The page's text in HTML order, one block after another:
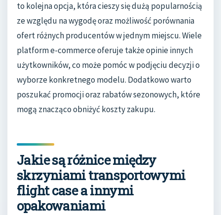
to kolejna opcja, która cieszy się dużą popularnością
ze względu na wygodę oraz możliwość porównania
ofert różnych producentów w jednym miejscu. Wiele
platform e-commerce oferuje także opinie innych
użytkowników, co może pomóc w podjęciu decyzji o
wyborze konkretnego modelu. Dodatkowo warto
poszukać promocji oraz rabatów sezonowych, które
mogą znacząco obniżyć koszty zakupu.
Jakie są różnice między
skrzyniami transportowymi
flight case a innymi
opakowaniami